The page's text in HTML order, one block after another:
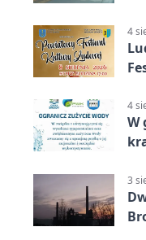
4
4
W
3